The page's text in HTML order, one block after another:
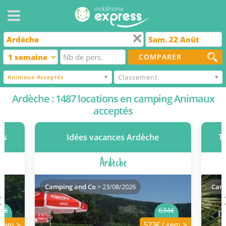
COMPARER
Animaux Acceptés Classement
Ardèche : 1487 locations en camping Animaux
acceptés
Idées vacances Ardèche
Ardèche
634€
Camping and Co> 23/08/2026